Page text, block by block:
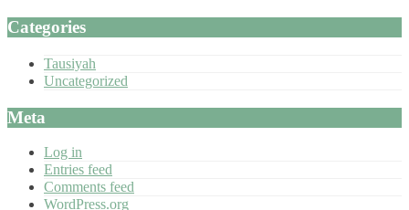
Categories
Tausiyah
Uncategorized
Meta
Log in
Entries feed
Comments feed
WordPress.org